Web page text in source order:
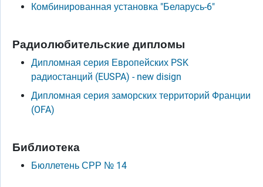
Комбинированная установка "Беларусь-6"
Радиолюбительские дипломы
Дипломная серия Европейских PSK
радиостанций (EUSPA) - new disign
Дипломная серия заморских территорий Франции
(OFA)
Библиотека
Бюллетень СРР № 14